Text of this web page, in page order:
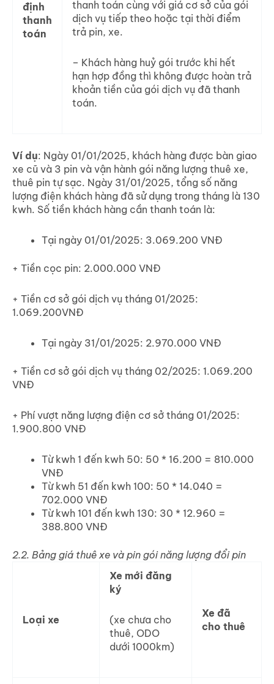
định
thanh
toán
thanh toán cùng với giá cơ sở của gói
dịch vụ tiếp theo hoặc tại thời điểm
trả pin, xe.
– Khách hàng huỷ gói trước khi hết
hạn hợp đồng thì không được hoàn trả
khoản tiền của gói dịch vụ đã thanh
toán.
Ví dụ: Ngày 01/01/2025, khách hàng được bàn giao
xe cũ và 3 pin và vận hành gói năng lượng thuê xe,
thuê pin tự sạc. Ngày 31/01/2025, tổng số năng
lượng điện khách hàng đã sử dụng trong tháng là 130
kwh. Số tiền khách hàng cần thanh toán là:
Tại ngày 01/01/2025: 3.069.200 VNĐ
+ Tiền cọc pin: 2.000.000 VNĐ
+ Tiền cơ sở gói dịch vụ tháng 01/2025:
1.069.200VNĐ
Tại ngày 31/01/2025: 2.970.000 VNĐ
+ Tiền cơ sở gói dịch vụ tháng 02/2025: 1.069.200
VNĐ
+ Phí vượt năng lượng điện cơ sở tháng 01/2025:
1.900.800 VNĐ
Từ kwh 1 đến kwh 50: 50 * 16.200 = 810.000
VNĐ
Từ kwh 51 đến kwh 100: 50 * 14.040 =
702.000 VNĐ
Từ kwh 101 đến kwh 130: 30 * 12.960 =
388.800 VNĐ
2.2. Bảng giá thuê xe và pin gói năng lượng đổi pin
Loại xe
Xe mới đăng
ký
(xe chưa cho
thuê, ODO
dưới 1000km)
Xe đã
cho thuê